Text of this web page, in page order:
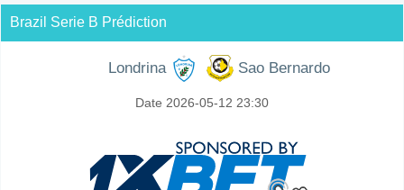
Brazil Serie B Prédiction
Londrina Sao Bernardo
Date 2026-05-12 23:30